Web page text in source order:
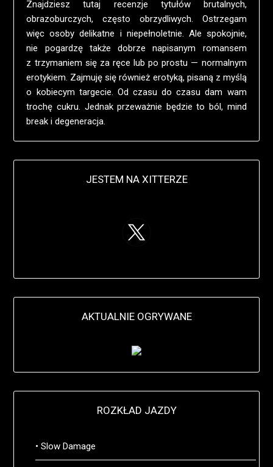
Znajdziesz tutaj recenzje tytułów brutalnych,
obrazoburczych, często obrzydliwych. Ostrzegam
więc osoby delikatne i niepełnoletnie. Ale spokojnie,
nie pogardzę także dobrze napisanym romansem
z trzymaniem się za ręce lub po prostu — normalnym
erotykiem. Zajmuję się również erotyką, pisaną z myślą
o kobiecym targecie. Od czasu do czasu dam wam
trochę cukru. Jednak przeważnie będzie to ból, mind
break i degeneracja.
JESTEM NA XITTERZE
AKTUALNIE OGRYWANE
ROZKŁAD JAZDY
• Slow Damage